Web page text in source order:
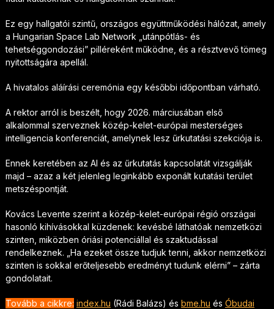
Ez egy hallgatói szintű, országos együttműködési hálózat, amely
a Hungarian Space Lab Network „utánpótlás- és
tehetséggondozási” pilléreként működne, és a résztvevő tömeg
nyitottságára apellál.
A hivatalos aláírási ceremónia egy későbbi időpontban várható.
A rektor arról is beszélt, hogy 2026. márciusában első
alkalommal szerveznek közép-kelet-európai mesterséges
intelligencia konferenciát, amelynek lesz űrkutatási szekciója is.
Ennek keretében az AI és az űrkutatás kapcsolatát vizsgálják
majd – azaz a két jelenleg leginkább exponált kutatási terület
metszéspontját.
Kovács Levente szerint a közép-kelet-európai régió országai
hasonló kihívásokkal küzdenek: kevésbé láthatóak nemzetközi
szinten, miközben óriási potenciállal és szaktudással
rendelkeznek. „Ha ezeket össze tudjuk tenni, akkor nemzetközi
szinten is sokkal erőteljesebb eredményt tudunk elérni” – zárta
gondolatait.
Tovább a cikkre: index.hu (Rádi Balázs) és bme.hu és Óbudai